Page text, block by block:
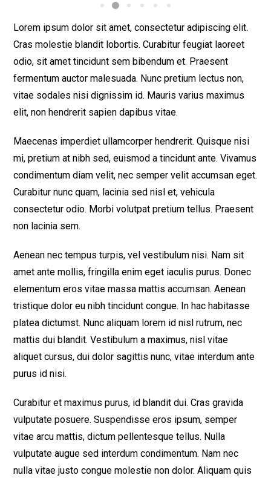
Lorem ipsum dolor sit amet, consectetur adipiscing elit.
Cras molestie blandit lobortis. Curabitur feugiat laoreet
odio, sit amet tincidunt sem bibendum et. Praesent
fermentum auctor malesuada. Nunc pretium lectus non,
vitae sodales nisi dignissim id. Mauris varius maximus
elit, non hendrerit sapien dapibus vitae.
Maecenas imperdiet ullamcorper hendrerit. Quisque nisi
mi, pretium at nibh sed, euismod a tincidunt ante. Vivamus
condimentum diam velit, nec semper velit accumsan eget.
Curabitur nunc quam, lacinia sed nisl et, vehicula
consectetur odio. Morbi volutpat pretium tellus. Praesent
non lacinia sem.
Aenean nec tempus turpis, vel vestibulum nisi. Nam sit
amet ante mollis, fringilla enim eget iaculis purus. Donec
elementum eros vitae massa mattis accumsan. Aenean
tristique dolor eu nibh tincidunt congue. In hac habitasse
platea dictumst. Nunc aliquam lorem id nisl rutrum, nec
mattis dui blandit. Vestibulum a maximus, nisl vitae
aliquet cursus, dui dolor sagittis nunc, vitae interdum ante
purus id nisi.
Curabitur et maximus purus, id blandit dui. Cras gravida
vulputate posuere. Suspendisse eros ipsum, semper
vitae arcu mattis, dictum pellentesque tellus. Nulla
vulputate augue sed interdum condimentum. Nam nec
nulla vitae justo congue molestie non dolor. Aliquam quis